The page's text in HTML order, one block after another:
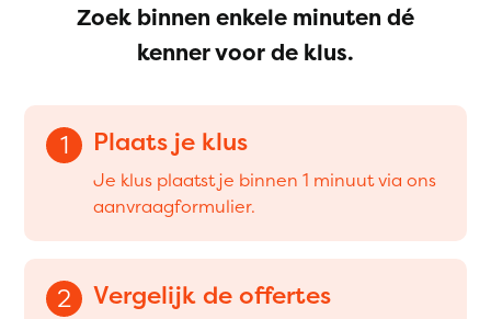
Zoek binnen enkele minuten dé
kenner voor de klus.
1 Plaats je klus
Je klus plaatst je binnen 1 minuut via ons
aanvraagformulier.
2 Vergelijk de offertes